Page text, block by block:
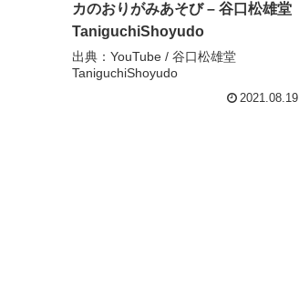
カのおりがみあそび – 谷口松雄堂
TaniguchiShoyudo
出典：YouTube / 谷口松雄堂
TaniguchiShoyudo
2021.08.19